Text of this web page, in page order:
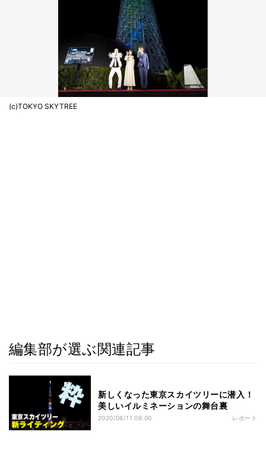
(c)TOKYO SKYTREE
編集部が選ぶ関連記事
新しくなった東京スカイツリーに潜入！
美しいイルミネーションの舞台裏
2020/06/11 06:00 レポート